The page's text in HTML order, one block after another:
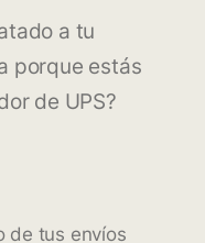
a tu
porque estás
de UPS?
de tus envíos